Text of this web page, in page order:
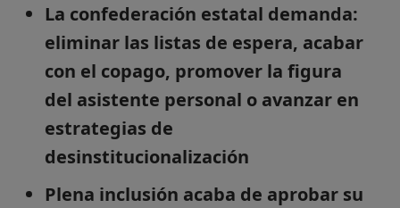
La confederación estatal demanda:
eliminar las listas de espera, acabar
con el copago, promover la figura
del asistente personal o avanzar en
estrategias de
desinstitucionalización
Plena inclusión acaba de aprobar su